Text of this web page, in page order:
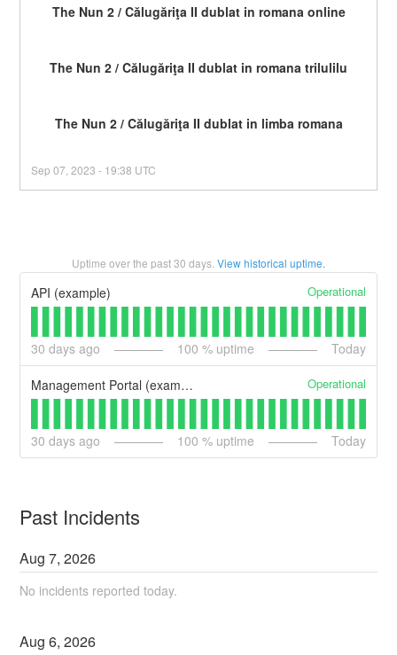
The Nun 2 / Călugăriţa II dublat in romana online
The Nun 2 / Călugăriţa II dublat in romana trilulilu
The Nun 2 / Călugăriţa II dublat in limba romana
Sep07,2023 - 19:38 UTC
Uptime over the past30 days. View historical uptime.
API (example) Operational
30 days ago 100 % uptime Today
Management Portal (example) Operational
30 days ago 100 % uptime Today
Past Incidents
Aug7,2026
No incidents reported today.
Aug6,2026